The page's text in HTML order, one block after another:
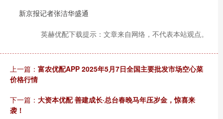
新京报记者张洁华盛通
英赫优配下载提示：文章来自网络，不代表本站观点。
上一篇： 富农优配APP 2025年5月7日全国主要批发市场空心菜
价格行情
下一篇： 大资本优配 善建成长·总台春晚马年压岁金，惊喜来
袭！